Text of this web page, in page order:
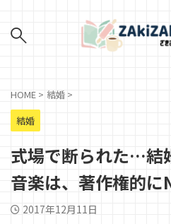
HOME > 結婚 >
結婚
式場で断られた…結
音楽は、著作権的に
2017年12月11日